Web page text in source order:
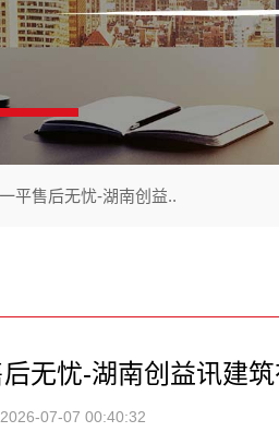
平售后无忧-湖南创益..
无忧-湖南创益讯建
07-07 00:40:32